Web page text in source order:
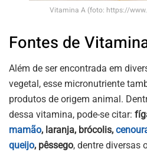
Vitamina A (foto: https://
Fontes de
Além de ser encontrada em
vegetal, esse micronutriente
produtos de origem animal.
dessa vitamina, pode-se citar:
mamão, laranja, brócolis,
queijo, pêssego, dentre diversas